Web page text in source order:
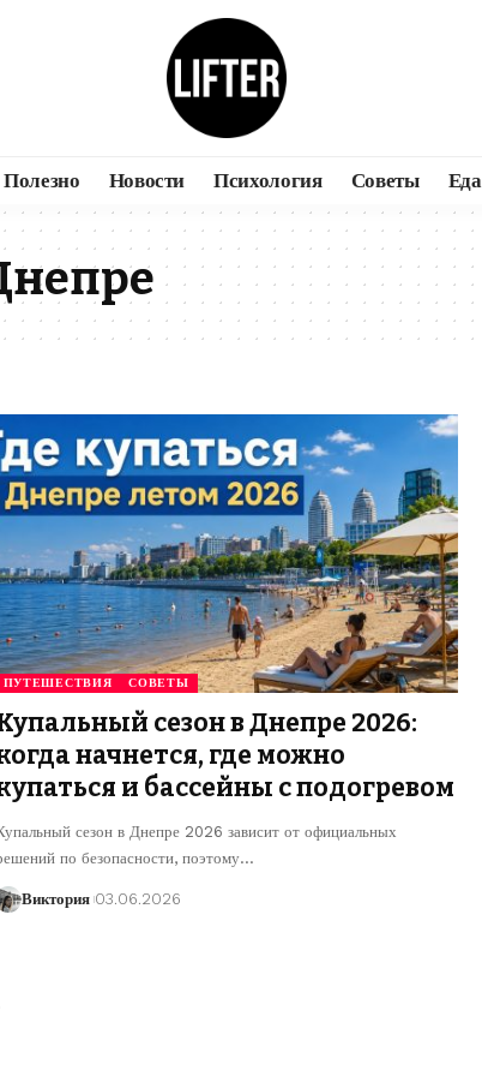
Полезно Новости Психология Советы Еда
ПУТЕШЕСТВИЯ СОВЕТЫ
сезон в Днепре 2026:
начнется, где можно
и бассейны с подогревом
сезон в Днепре 2026 зависит от официальных
по безопасности, поэтому…
Виктория 03.06.2026